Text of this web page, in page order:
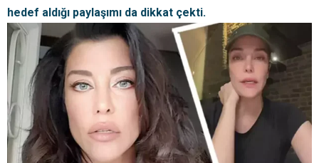
hedef aldığı paylaşımı da dikkat çekti.